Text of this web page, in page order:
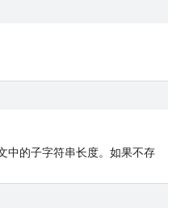
中的子字符串长度。如果不存